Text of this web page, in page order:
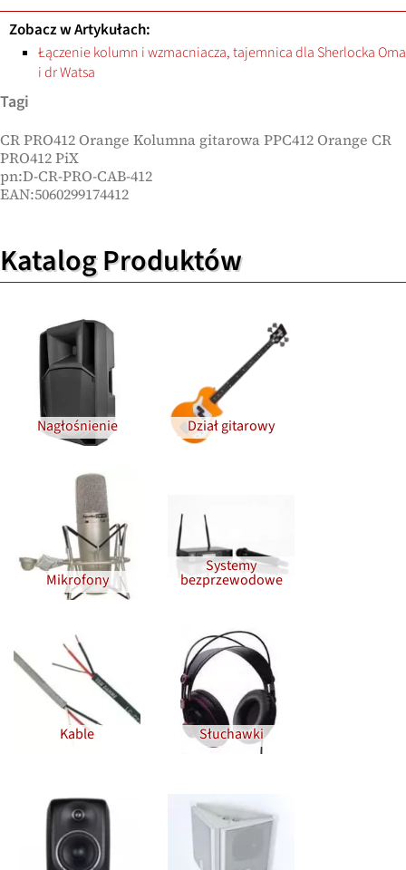
Zobacz w Artykułach:
Łączenie kolumn i wzmacniacza, tajemnica dla Sherlocka Oma
i dr Watsa
Tagi
CR PRO412 Orange Kolumna gitarowa PPC412 Orange CR
PRO412 PiX
pn:D-CR-PRO-CAB-412
EAN:5060299174412
Katalog Produktów
Nagłośnienie Dział gitarowy
Mikrofony
Systemy
bezprzewodowe
Kable Słuchawki